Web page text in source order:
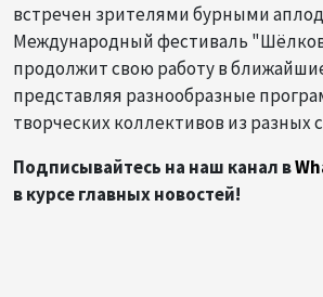
встречен зрителями бурными
Международный фестиваль
продолжит свою работу в
представляя разнообразные
творческих коллективов из разных
Подписывайтесь на наш канал в
в курсе главных новостей!